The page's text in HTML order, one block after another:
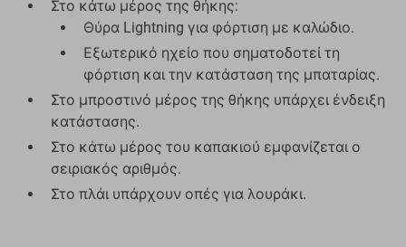
Στο κάτω μέρος της θήκης:
Θύρα Lightning για φόρτιση με καλώδιο.
Εξωτερικό ηχείο που σηματοδοτεί τη
φόρτιση και την κατάσταση της μπαταρίας.
Στο μπροστινό μέρος της θήκης υπάρχει ένδειξη
κατάστασης.
Στο κάτω μέρος του καπακιού εμφανίζεται ο
σειριακός αριθμός.
Στο πλάι υπάρχουν οπές για λουράκι.